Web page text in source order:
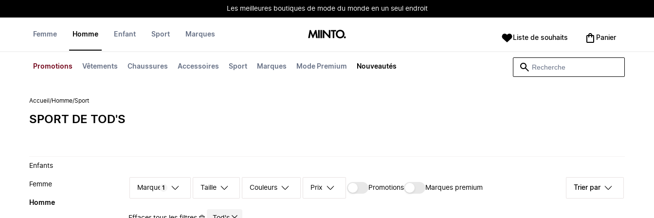
Les meilleures boutiques de mode du monde en un seul endroit
Femme Homme
Promotions Vêtements Chaussures Accessoires Sport Marques Mode Premium Nouveautés
Enfant Sport Marques Liste de souhaits Panier
Accueil /Homme/Sport
‪‬‪SPORT‬‪‬ DE ‪TOD'S‬
Enfants
Femme
Homme
Marque 1 Taille Couleurs Prix Promotions Marques premium Trier par